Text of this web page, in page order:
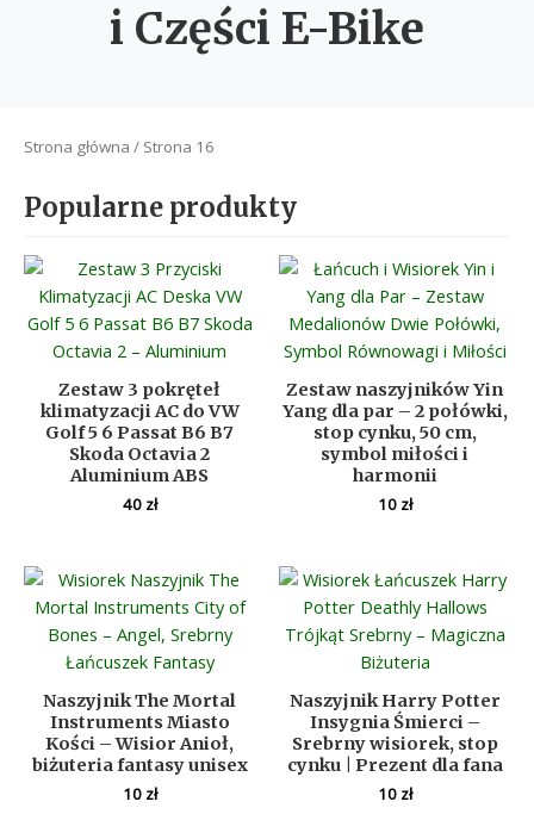
i Części E-Bike
Strona główna / Strona 16
Popularne produkty
Zestaw 3 pokręteł
klimatyzacji AC do VW
Golf 5 6 Passat B6 B7
Skoda Octavia 2
Aluminium ABS
40 zł
Zestaw naszyjników Yin
Yang dla par – 2 połówki,
stop cynku, 50 cm,
symbol miłości i
harmonii
10 zł
Naszyjnik The Mortal
Instruments Miasto
Kości – Wisior Anioł,
biżuteria fantasy unisex
10 zł
Naszyjnik Harry Potter
Insygnia Śmierci –
Srebrny wisiorek, stop
cynku | Prezent dla fana
10 zł